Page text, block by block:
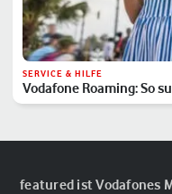
SERVICE & HILFE
Vodafone Roaming: So
featured ist Vodafones